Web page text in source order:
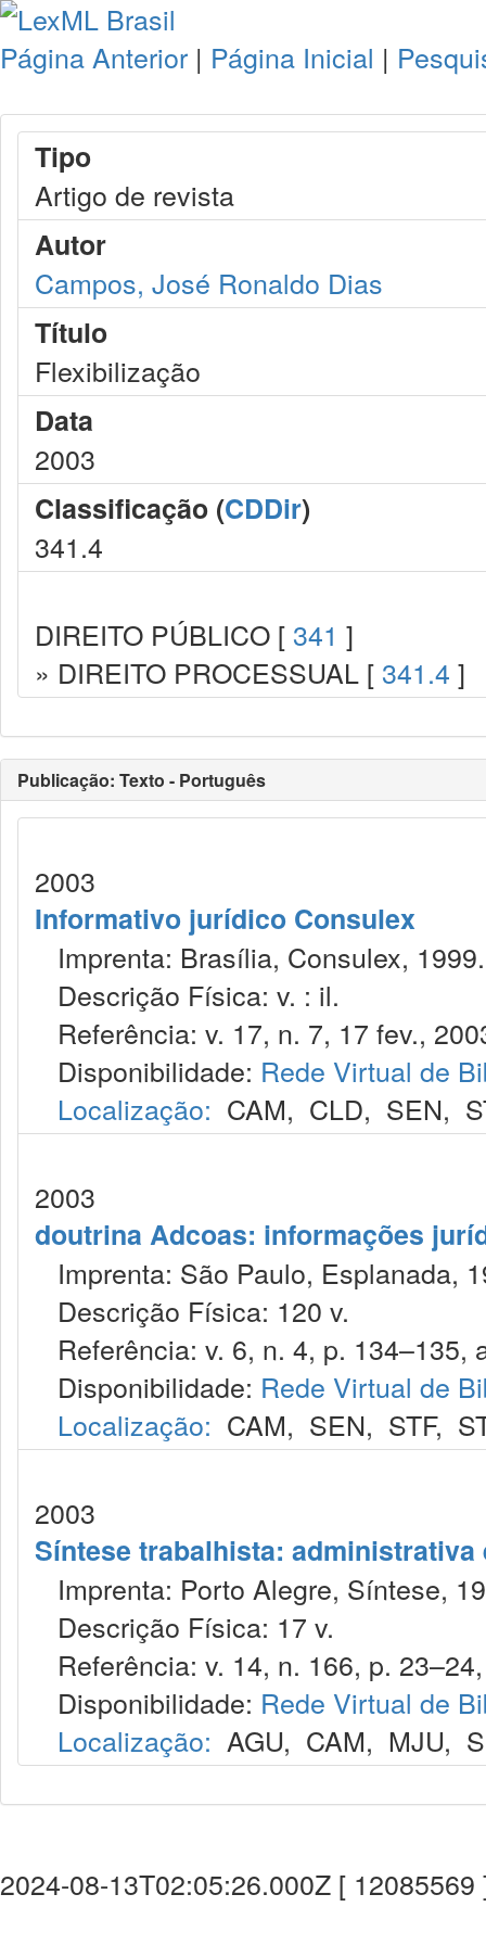
Página Anterior | Página Inicial |
Tipo
Artigo de revista
Autor
Campos, José Ronaldo Dias
Título
Flexibilização
Data
2003
Classificação (CDDir)
341.4
DIREITO PÚBLICO [ 341 ]
» DIREITO PROCESSUAL [ 341.4 ]
Publicação: Texto - Português
2003
Informativo jurídico Consulex
Imprenta: Brasília, Consulex, 1999.
Descrição Física: v. : il.
Referência: v. 17, n. 7, 17 fev.,
Disponibilidade: Rede Virtual de
Localização: CAM, CLD, SEN,
2003
doutrina Adcoas: informações
Imprenta: São Paulo, Esplanada,
Descrição Física: 120 v.
Referência: v. 6, n. 4, p. 134–135,
Disponibilidade: Rede Virtual de
Localização: CAM, SEN, STF,
2003
Síntese trabalhista:
Imprenta: Porto Alegre, Síntese,
Descrição Física: 17 v.
Referência: v. 14, n. 166, p.
Disponibilidade: Rede Virtual de
Localização: AGU, CAM, MJU,
2024-08-13T02:05:26.000Z [ 12085569